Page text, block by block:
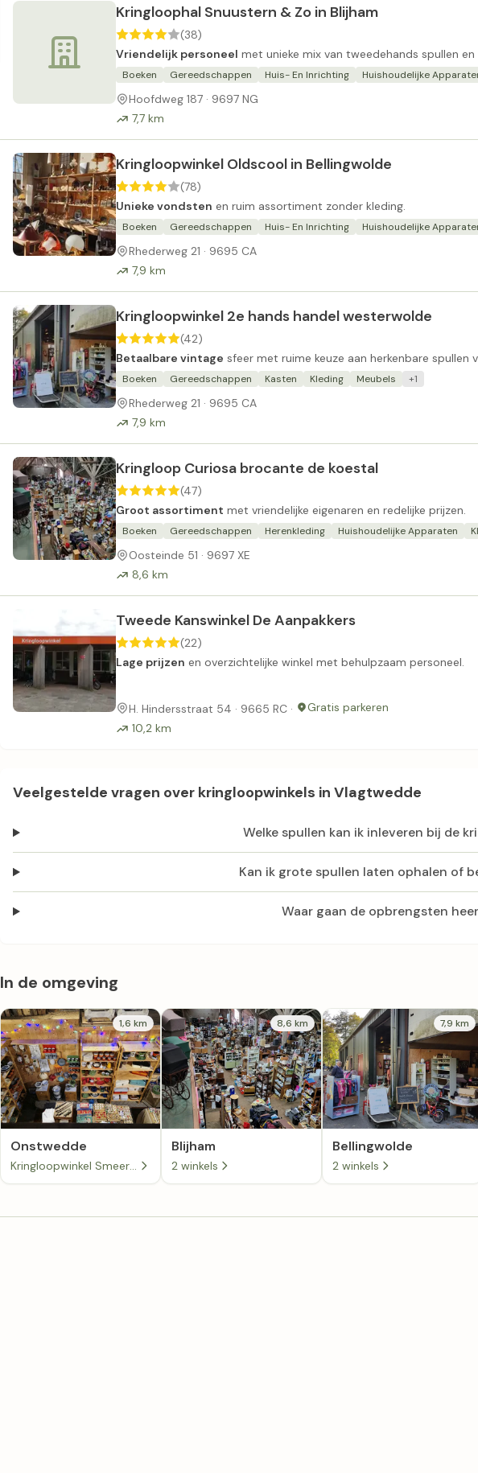
Kringloophal Snuustern & Zo in Blijham
(38)
Vriendelijk personeel met unieke mix van tweedehands spullen
Boeken Gereedschappen Huis- En Inrichting Huishoudelijke
Hoofdweg 187 · 9697 NG
7,7 km
Kringloopwinkel Oldscool in Bellingwolde
(78)
Unieke vondsten en ruim assortiment zonder kleding.
Boeken Gereedschappen Huis- En Inrichting Huishoudelijke
Rhederweg 21 · 9695 CA
7,9 km
Kringloopwinkel 2e hands handel westerwolde
(42)
Betaalbare vintage sfeer met ruime keuze aan herkenbare spullen
Boeken Gereedschappen Kasten Kleding Meubels +1
Rhederweg 21 · 9695 CA
7,9 km
Kringloop Curiosa brocante de koestal
(47)
Groot assortiment met vriendelijke eigenaren en redelijke prijzen.
Boeken Gereedschappen Herenkleding Huishoudelijke Apparaten
Oosteinde 51 · 9697 XE
8,6 km
Tweede Kanswinkel De Aanpakkers
(22)
Lage prijzen en overzichtelijke winkel met behulpzaam personeel.
H. Hindersstraat 54 · 9665 RC ·
Gratis parkeren
10,2 km
Veelgestelde vragen over kringloopwinkels in Vlagtwedde
Welke spullen kan ik inleveren bij de
Kan ik grote spullen laten ophalen of
Waar gaan de opbrengsten
In de omgeving
1,6 km
Onstwedde
8,6 km
Blijham
2 winkels
7,9 km
Bellingwolde
2 winkels